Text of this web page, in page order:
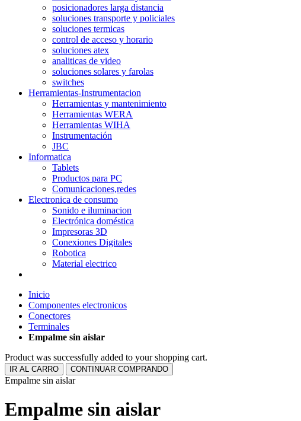
posicionadores larga distancia
soluciones transporte y policiales
soluciones termicas
control de acceso y horario
soluciones atex
analiticas de video
soluciones solares y farolas
switches
Herramientas-Instrumentacion
Herramientas y mantenimiento
Herramientas WERA
Herramientas WIHA
Instrumentación
JBC
Informatica
Tablets
Productos para PC
Comunicaciones,redes
Electronica de consumo
Sonido e iluminacion
Electrónica doméstica
Impresoras 3D
Conexiones Digitales
Robotica
Material electrico
Inicio
Componentes electronicos
Conectores
Terminales
Empalme sin aislar
Product was successfully added to your shopping cart.
IR AL CARRO CONTINUAR COMPRANDO
Empalme sin aislar
Empalme sin aislar